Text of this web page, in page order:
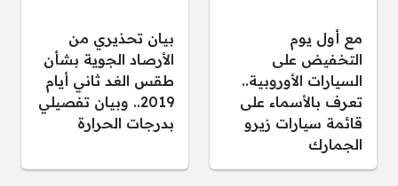
مع أول يوم
التخفيض على
السيارات الأوروبية..
تعرف بالأسماء على
قائمة سيارات زيرو
الجمارك
بيان تحذيري من
الأرصاد الجوية بشأن
طقس الغد ثاني أيام
2019.. وبيان تفصيلي
بدرجات الحرارة